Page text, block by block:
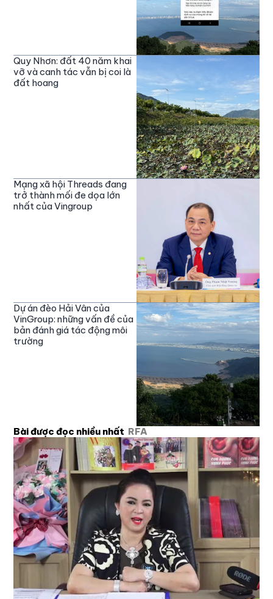
Quy Nhơn: đất 40 năm khai
vỡ và canh tác vẫn bị coi là
đất hoang
Mạng xã hội Threads đang
trở thành mối đe dọa lớn
nhất của Vingroup
Dự án đèo Hải Vân của
VinGroup: những vấn đề của
bản đánh giá tác động môi
trường
Bài được đọc nhiều nhất RFA